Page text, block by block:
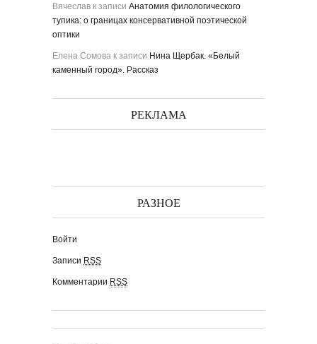
Вячеслав к записи Анатомия филологического
тупика: о границах консервативной поэтической
оптики
Елена Сомова к записи Нина Щербак. «Белый
каменный город». Рассказ
РЕКЛАМА
РАЗНОЕ
Войти
Записи RSS
Комментарии RSS